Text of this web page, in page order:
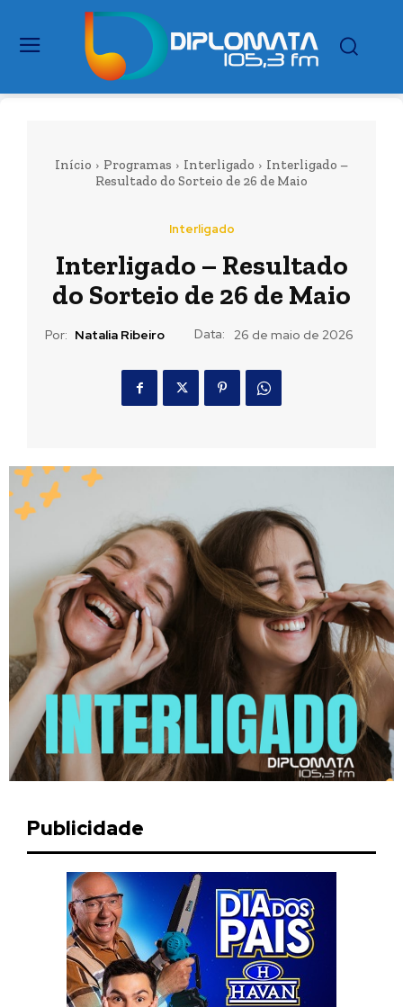
Início Programas Interligado
Interligado –
Resultado do Sorteio de 26 de Maio
Interligado
Interligado – Resultado
do Sorteio de 26 de Maio
Por: Natalia Ribeiro Data: 26 de maio de 2026
Publicidade